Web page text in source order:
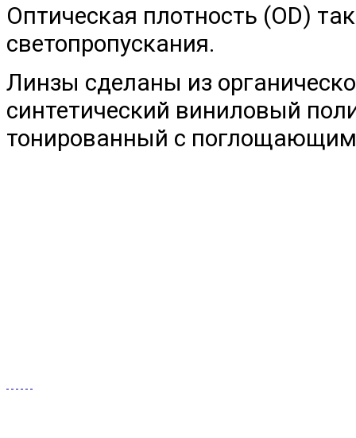
Оптическая плотность (OD)
светопропускания.
Линзы сделаны из
синтетический виниловый
тонированный с